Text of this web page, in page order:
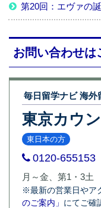
第20回：エヴァの
お問い合わせは
毎日留学ナビ 海外
東京カウ
東日本の方
0120-655153
月～金、第1・3土
※最新の営業日やア
のご案内」 にてご確